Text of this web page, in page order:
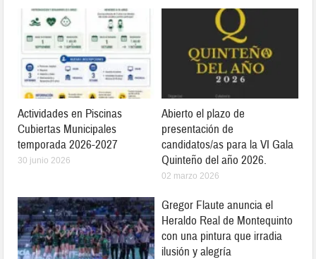
Actividades en Piscinas
Cubiertas Municipales
temporada 2026-2027
30 junio 2026
Abierto el plazo de
presentación de
candidatos/as para la VI Gala
Quinteño del año 2026.
02 marzo 2026
Gregor Flaute anuncia el
Heraldo Real de Montequinto
con una pintura que irradia
ilusión y alegría